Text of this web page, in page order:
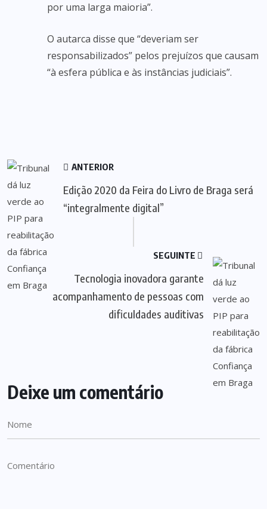
por uma larga maioria”.
O autarca disse que “deveriam ser
responsabilizados” pelos prejuízos que causam
“à esfera pública e às instâncias judiciais”.
ANTERIOR
Edição 2020 da Feira do Livro de Braga será
“integralmente digital”
SEGUINTE
Tecnologia inovadora garante
acompanhamento de pessoas com
dificuldades auditivas
Deixe um comentário